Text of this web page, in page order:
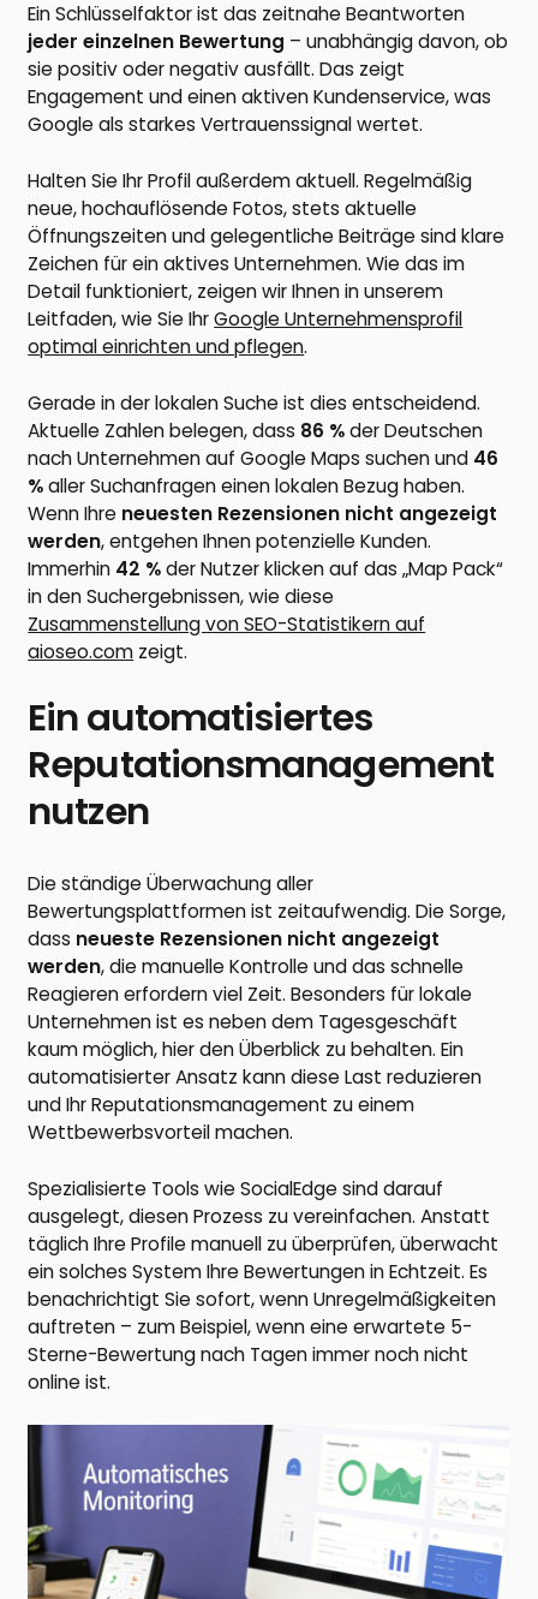
Ein Schlüsselfaktor ist das zeitnahe Beantworten
jeder einzelnen Bewertung – unabhängig davon, ob
sie positiv oder negativ ausfällt. Das zeigt
Engagement und einen aktiven Kundenservice, was
Google als starkes Vertrauenssignal wertet.
Halten Sie Ihr Profil außerdem aktuell. Regelmäßig
neue, hochauflösende Fotos, stets aktuelle
Öffnungszeiten und gelegentliche Beiträge sind klare
Zeichen für ein aktives Unternehmen. Wie das im
Detail funktioniert, zeigen wir Ihnen in unserem
Leitfaden, wie Sie IhrGoogle Unternehmensprofil
optimal einrichten und pflegen.
Gerade in der lokalen Suche ist dies entscheidend.
Aktuelle Zahlen belegen, dass 86 %der Deutschen
nach Unternehmen auf Google Maps suchen und 46
%aller Suchanfragen einen lokalen Bezug haben.
Wenn Ihre neuesten Rezensionen nicht angezeigt
werden, entgehen Ihnen potenzielle Kunden.
Immerhin 42 %der Nutzer klicken auf das „Map Pack“
in den Suchergebnissen, wie diese
Zusammenstellung von SEO-Statistikern auf
aioseo.com zeigt.
Ein automatisiertes
Reputationsmanagement
nutzen
Die ständige Überwachung aller
Bewertungsplattformen ist zeitaufwendig. Die Sorge,
dass neueste Rezensionen nicht angezeigt
werden, die manuelle Kontrolle und das schnelle
Reagieren erfordern viel Zeit. Besonders für lokale
Unternehmen ist es neben dem Tagesgeschäft
kaum möglich, hier den Überblick zu behalten. Ein
automatisierter Ansatz kann diese Last reduzieren
und Ihr Reputationsmanagement zu einem
Wettbewerbsvorteil machen.
Spezialisierte Tools wie SocialEdge sind darauf
ausgelegt, diesen Prozess zu vereinfachen. Anstatt
täglich Ihre Profile manuell zu überprüfen, überwacht
ein solches System Ihre Bewertungen in Echtzeit. Es
benachrichtigt Sie sofort, wenn Unregelmäßigkeiten
auftreten – zum Beispiel, wenn eine erwartete 5-
Sterne-Bewertung nach Tagen immer noch nicht
online ist.